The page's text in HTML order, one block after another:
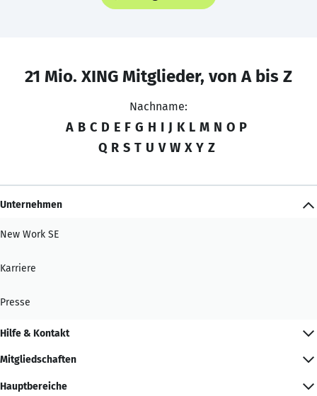
21 Mio. XING Mitglieder, von A bis Z
Nachname:
A B C D E F G H I J K L M N O P
Q R S T U V W X Y Z
Unternehmen
New Work SE
Karriere
Presse
Hilfe & Kontakt
Mitgliedschaften
Hauptbereiche